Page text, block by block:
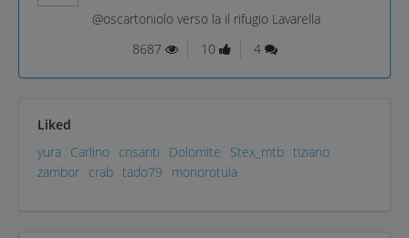
@oscartoniolo verso la il rifugio Lavarella
8687
10 4
Liked
yura Carlino crisanti Dolomite Stex_mtb tiziano
zambor crab tado79 monorotula